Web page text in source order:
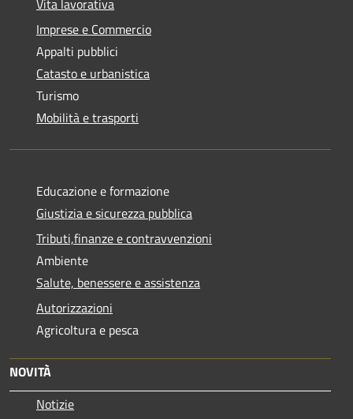
Vita lavorativa
Imprese e Commercio
Appalti pubblici
Catasto e urbanistica
Turismo
Mobilità e trasporti
Educazione e formazione
Giustizia e sicurezza pubblica
Tributi,finanze e contravvenzioni
Ambiente
Salute, benessere e assistenza
Autorizzazioni
Agricoltura e pesca
NOVITÀ
Notizie